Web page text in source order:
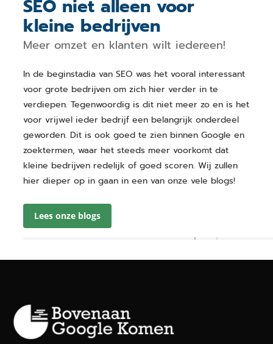
SEO niet alleen voor
kleine bedrijven
Meer omzet en klanten wilt iedereen!
In de beginstadia van SEO was het vooral interessant
voor grote bedrijven om zich hier verder in te
verdiepen. Tegenwoordig is dit niet meer zo en is het
voor vrijwel ieder bedrijf een belangrijk onderdeel
geworden. Dit is ook goed te zien binnen Google en
zoektermen, waar het steeds meer voorkomt dat
kleine bedrijven redelijk of goed scoren. Wij zullen
hier dieper op in gaan in een van onze vele blogs!
Lees onze blogs